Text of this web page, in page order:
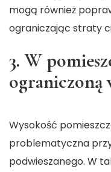
mogą również
ograniczając straty
3. W
ograniczoną
Wysokość
problematyczna
podwieszanego. W